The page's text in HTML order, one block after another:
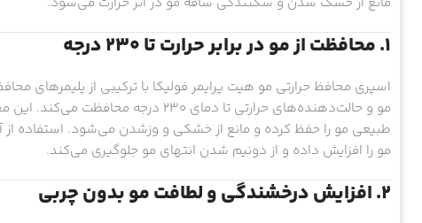
۱. محافظت از مو در برابر حرارت تا ۲۳۰ درجه
اسپری محافظ حرارتی مو هیت پرایمر فولیکا با ترکیبی از پلیمرهای
مو و حالت‌دهنده‌های حرارتی تا دمای
طبیعی مو را حفظ کرده و مانع از خشکی و وزشدن می‌شود. استفاده از
مو را افزایش داده و از دو‌نیم شدن انتهای مو جلوگیری می‌کند.
۲. افزایش درخشندگی و لطافت مو بدون چربی